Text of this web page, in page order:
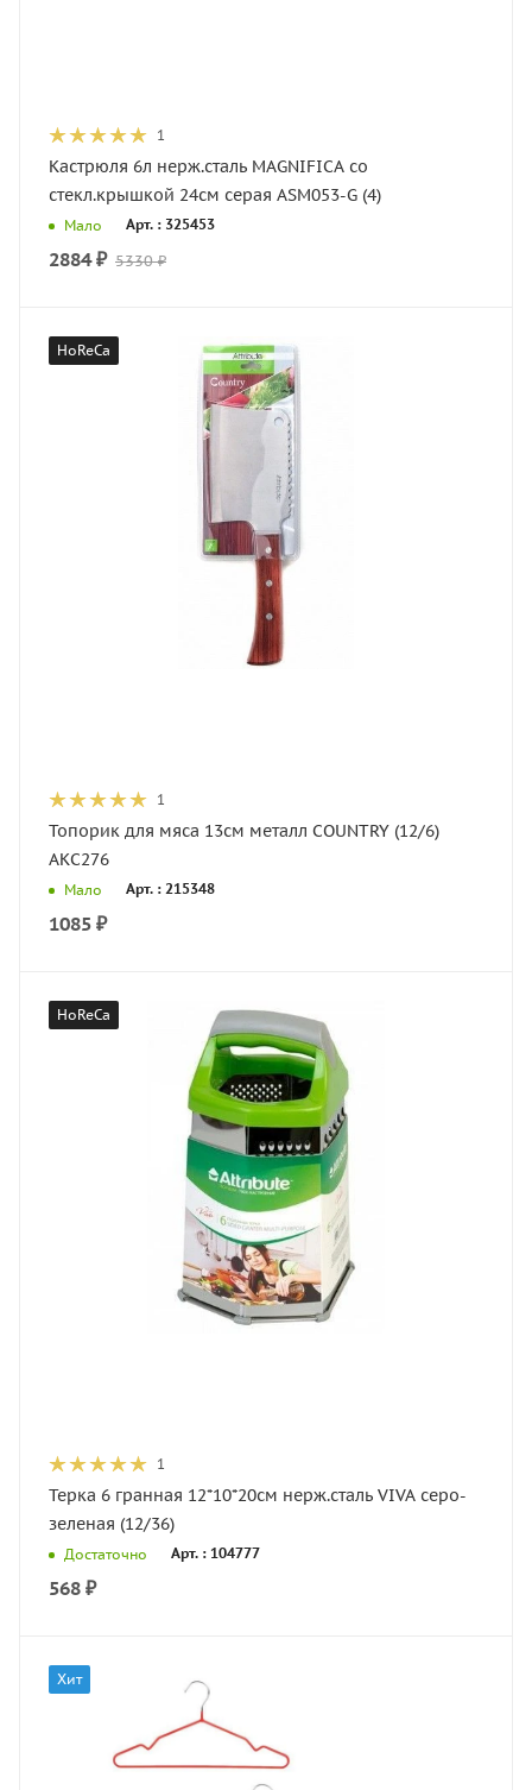
1
Кастрюля 6л нерж.сталь MAGNIFICA со
стекл.крышкой 24см серая ASM053-G (4)
Мало Арт. : 325453
2884₽ 5330 ₽
HoReCa
1
Топорик для мяса 13см металл COUNTRY (12/6)
АКС276
Мало Арт. : 215348
1085 ₽
HoReCa
1
Терка 6 гранная 12*10*20см нерж.сталь VIVA серо-
зеленая (12/36)
Достаточно Арт. : 104777
568 ₽
Хит